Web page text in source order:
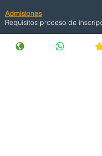
Admisiones
Requisitos proceso de
Derechos Pecuniarios